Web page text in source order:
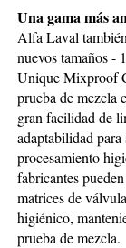
Una gama más
Alfa Laval
nuevos tamaños
Unique Mixproof
prueba de mezcla
gran facilidad de
adaptabilidad para
procesamiento
fabricantes
matrices de
higiénico,
prueba de mezcla.